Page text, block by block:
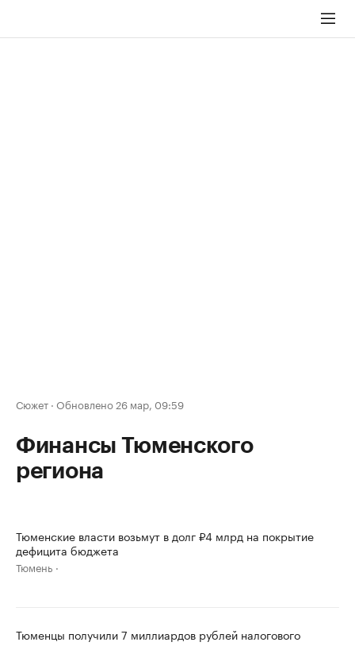
Сюжет · Обновлено 26 мар, 09:59
Финансы Тюменского
региона
Тюменские власти возьмут в долг ₽4 млрд на покрытие
дефицита бюджета
Тюмень
Тюменцы получили 7 миллиардов рублей налогового